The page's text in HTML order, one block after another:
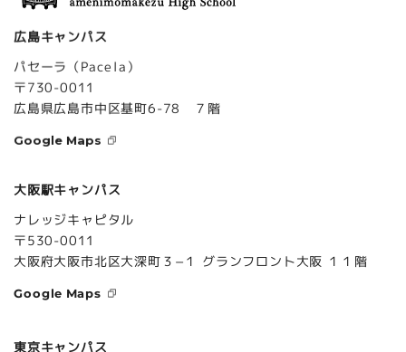
広島キャンパス
パセーラ（Pacela）
〒730-0011
広島県広島市中区基町6-78 ７階
Google Maps
大阪駅キャンパス
ナレッジキャピタル
〒530-0011
大阪府大阪市北区大深町３−１ グランフロント大阪 １１階
Google Maps
東京キャンパス